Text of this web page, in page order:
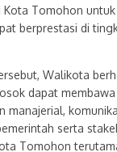
Tomohon
berprestasi di
Walikota
dapat
manajerial,
serta
Tomohon